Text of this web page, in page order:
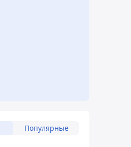
Популярные